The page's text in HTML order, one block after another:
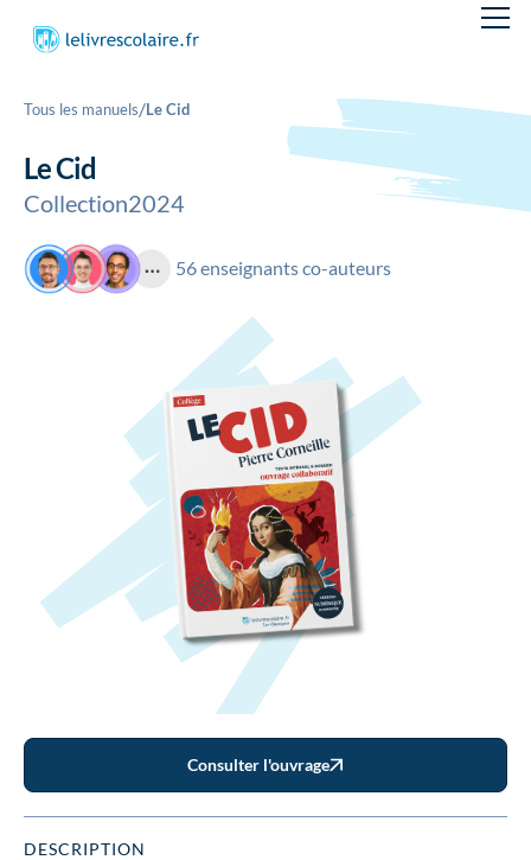
Tous les manuels/Le Cid
Le Cid
Collection2024
56 enseignants co-auteurs
Consulter l'ouvrage
DESCRIPTION